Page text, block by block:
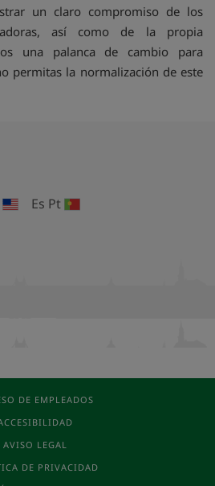
un claro compromiso de los
así como de la propia
una palanca de cambio para
permitas la normalización de este
Es Pt
DE EMPLEADOS
AVISO LEGAL
DE PRIVACIDAD